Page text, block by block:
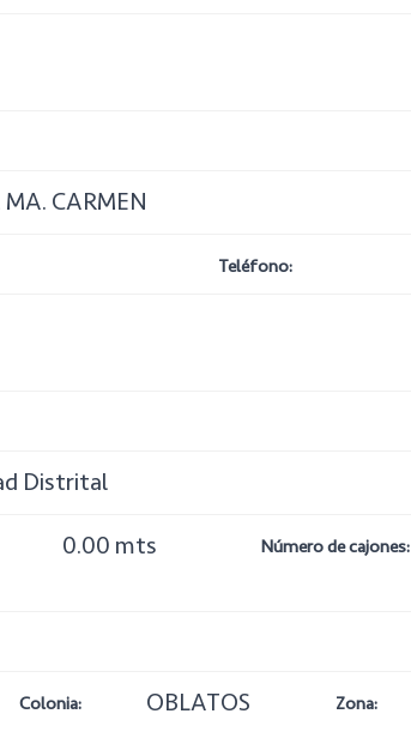
MA. CARMEN
Teléfono:
Distrital
0.00 mts Número de cajones:
Colonia: OBLATOS Zona: